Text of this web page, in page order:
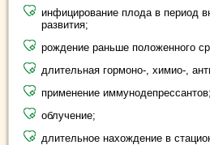
инфицирование плода в период
развития;
рождение раньше положенного
длительная гормоно-, химио-,
применение иммунодепрессантов;
облучение;
длительное нахождение в